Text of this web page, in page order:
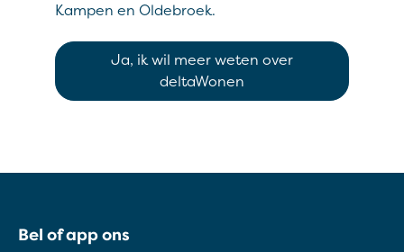
Kampen en Oldebroek.
Ja, ik wil meer weten over
deltaWonen
Contactinformatie
Bel of app ons